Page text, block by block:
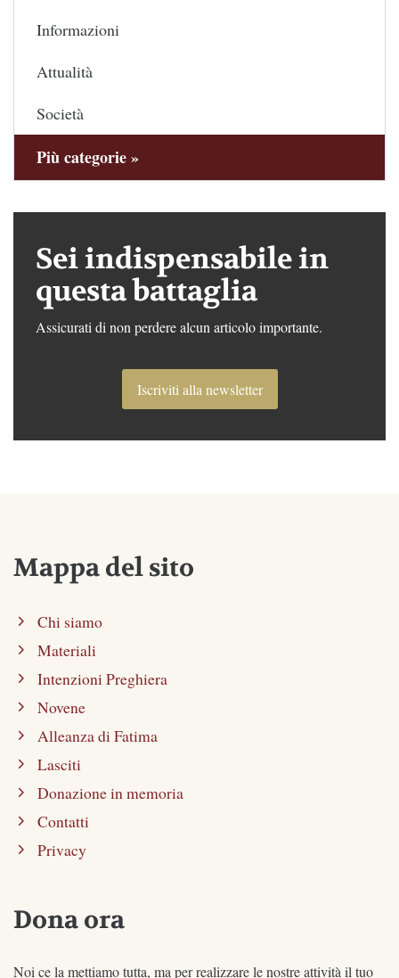
Informazioni
Attualità
Società
Più categorie »
Sei indispensabile in
questa battaglia
Assicurati di non perdere alcun articolo importante.
Iscriviti alla newsletter
Mappa del sito
Chi siamo
Materiali
Intenzioni Preghiera
Novene
Alleanza di Fatima
Lasciti
Donazione in memoria
Contatti
Privacy
Dona ora
Noi ce la mettiamo tutta, ma per realizzare le nostre attività il tuo